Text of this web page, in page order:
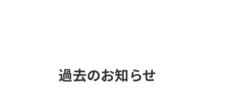
過去のお知らせ